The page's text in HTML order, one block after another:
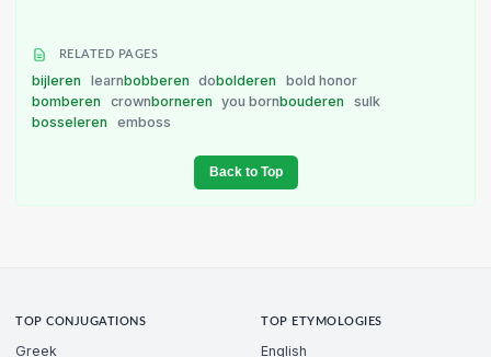
RELATED PAGES
bijleren learnbobberen dobolderen
bold honor
bomberen
crownborneren you bornbouderen
sulk
bosseleren
emboss
Back to Top
TOP CONJUGATIONS
Greek
TOP ETYMOLOGIES
English